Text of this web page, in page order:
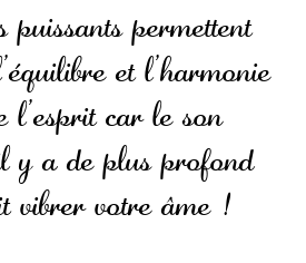
permettent
et l’harmonie
l’esprit car le son
y a de plus profond
vibrer votre âme !